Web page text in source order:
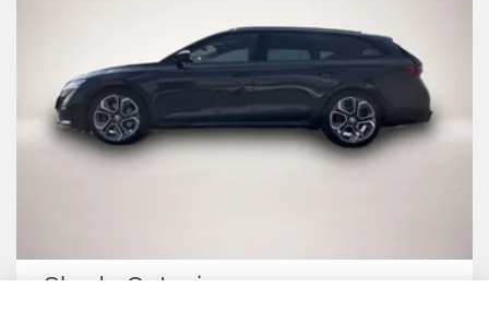
Skoda Octavia